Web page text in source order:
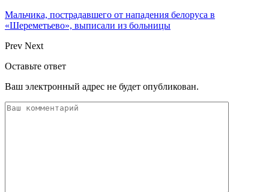
Мальчика, пострадавшего от нападения белоруса в
«Шереметьево», выписали из больницы
Prev Next
Оставьте ответ
Ваш электронный адрес не будет опубликован.